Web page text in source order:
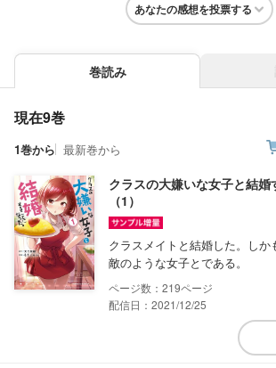
あなたの感想を投票する
巻読み
現在9巻
1巻から 最新巻から
クラスの大嫌いな女子と結婚
（1）
クラスメイトと結婚した。しか
敵のような女子とである。
219
配信日：2021/12/25